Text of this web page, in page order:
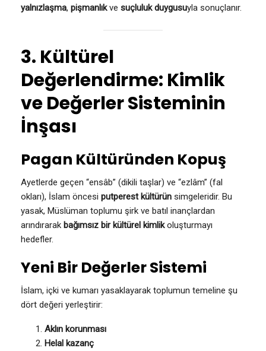
yalnızlaşma, pişmanlıkve suçluluk duygusuyla sonuçlanır.
3. Kültürel
Değerlendirme: Kimlik
ve Değerler Sisteminin
İnşası
Pagan Kültüründen Kopuş
Ayetlerde geçen “ensâb” (dikili taşlar) ve “ezlâm” (fal
okları), İslam öncesi putperest kültürün simgeleridir. Bu
yasak, Müslüman toplumu şirk ve batıl inançlardan
arındırarak bağımsız bir kültürel kimlikoluşturmayı
hedefler.
Yeni Bir Değerler Sistemi
İslam, içki ve kumarı yasaklayarak toplumun temeline şu
dört değeri yerleştirir:
Aklın korunması
Helal kazanç